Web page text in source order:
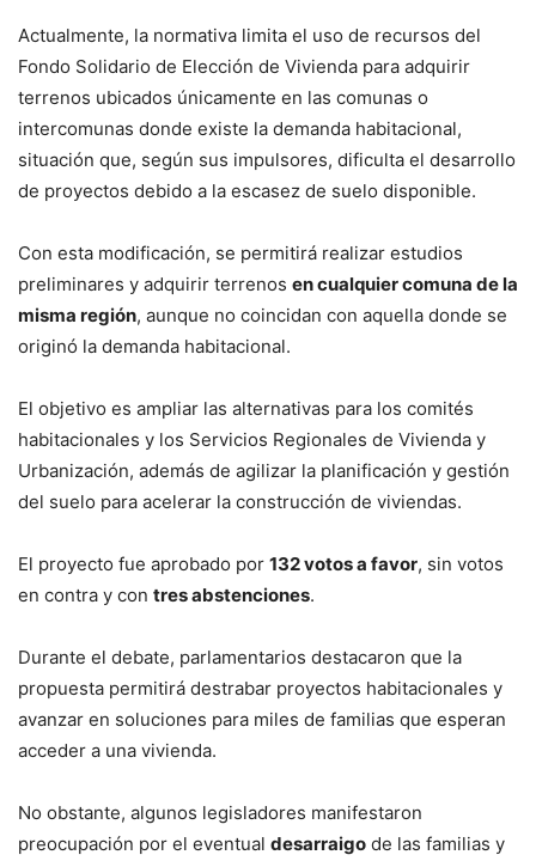
Actualmente, la normativa limita el uso de recursos del
Fondo Solidario de Elección de Vivienda para adquirir
terrenos ubicados únicamente en las comunas o
intercomunas donde existe la demanda habitacional,
situación que, según sus impulsores, dificulta el desarrollo
de proyectos debido a la escasez de suelo disponible.
Con esta modificación, se permitirá realizar estudios
preliminares y adquirir terrenos en cualquier comuna de la
misma región, aunque no coincidan con aquella donde se
originó la demanda habitacional.
El objetivo es ampliar las alternativas para los comités
habitacionales y los Servicios Regionales de Vivienda y
Urbanización, además de agilizar la planificación y gestión
del suelo para acelerar la construcción de viviendas.
El proyecto fue aprobado por 132 votos a favor, sin votos
en contra y con tres abstenciones.
Durante el debate, parlamentarios destacaron que la
propuesta permitirá destrabar proyectos habitacionales y
avanzar en soluciones para miles de familias que esperan
acceder a una vivienda.
No obstante, algunos legisladores manifestaron
preocupación por el eventual desarraigo de las familias y